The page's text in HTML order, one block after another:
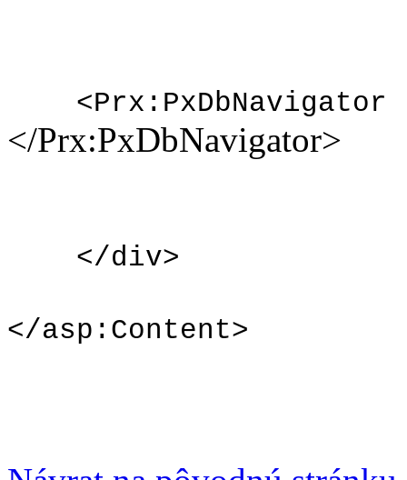
<Prx:PxDbNavigator
</Prx:PxDbNavigator>
</div>
</asp:Content>